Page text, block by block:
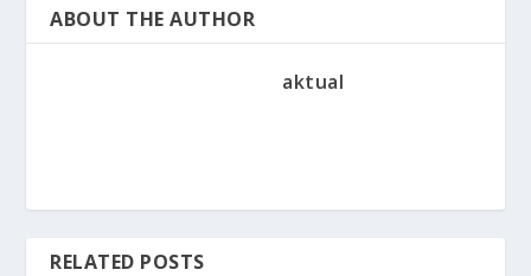
ABOUT THE AUTHOR
aktual
RELATED POSTS